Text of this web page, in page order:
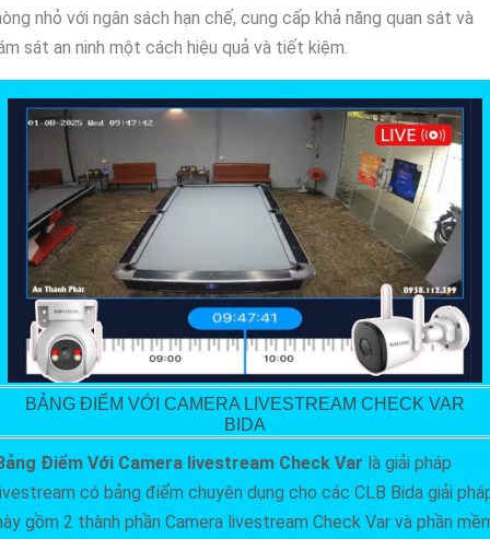
nhỏ với ngân sách hạn chế, cung cấp khả năng quan sát và
sát an ninh một cách hiệu quả và tiết kiệm.
BẢNG ĐIỂM VỚI CAMERA LIVESTREAM CHECK VAR
BIDA
Điểm Với Camera livestream Check Var là giải pháp
có bảng điểm chuyên dụng cho các CLB Bida giải
gồm 2 thành phần Camera livestream Check Var và phần